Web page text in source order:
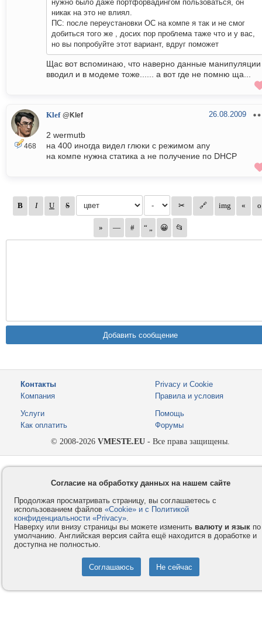
нужно было даже портфорвадингом пользоваться, он
никак на это не влиял.
ПС: после переустановки ОС на компе я так и не смог
добиться того же , досих пор проблема таже что и у вас,
но вы попробуйте этот вариант, вдруг поможет
Щас вот вспоминаю, что наверно данные
вводил и в модеме тоже...... а вот где не помню ща...
468
Klef @Klef 26.08.2009
2 wermutb
на 400 иногда видел глюки с режимом any
на компе нужна статика а не получение по DHCP
Контакты
Компания
Privacy и Cookie
Правила и условия
Услуги
Как оплатить
Помощь
Форумы
© 2008-2026 VMESTE.EU - Все права защищены.
Согласие на обработку данных на нашем сайте
Продолжая просматривать страницу, вы соглашаетесь с
использованием файлов «Cookie» и с Политикой
конфиденциальности «Privacy».
Наверху или внизу страницы вы можете изменить валюту и язык по
умолчанию. Английская версия сайта ещё находится в доработке и
доступна не полностью.